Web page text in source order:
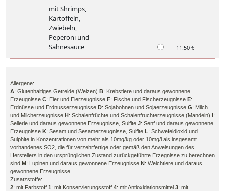
mit Shrimps,
Kartoffeln,
Zwiebeln,
Peperoni und
Sahnesauce
11.50 €
Allergene:
A: Glutenhaltiges Getreide (Weizen) B: Krebstiere und daraus gewonnene
Erzeugnisse C: Eier und Eierzeugnisse F: Fische und Fischerzeugnisse E:
Erdnüsse und Erdnusserzeugnisse D: Sojabohnen und Sojaerzeugnisse G: Milch
und Milcherzeugnisse H: Schalenfrüchte und Schalenfruchterzeugnisse (Mandeln) I:
Sellerie und daraus gewonnene Erzeugnisse, Sulfite J: Senf und daraus gewonnene
Erzeugnisse K: Sesam und Sesamerzeugnisse, Sulfite L: Schwefeldioxid und
Sulphite in Konzentrationen von mehr als 10mg/kg oder 10mg/l als insgesamt
vorhandenes SO2, die für verzehrfertige oder gemäß den Anweisungen des
Herstellers in den ursprünglichen Zustand zurückgeführte Erzegnisse zu berechnen
sind M: Lupinen und daraus gewonnene Erzeugnisse N: Weichtiere und daraus
gewonnene Erzeugnisse
Zusatzstoffe:
2: mit Farbstoff 1: mit Konservierungsstoff 4: mit Antioxidationsmittel 3: mit